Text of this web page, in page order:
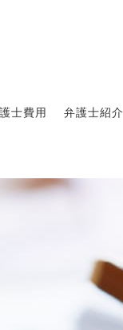
士費用 弁護士紹介